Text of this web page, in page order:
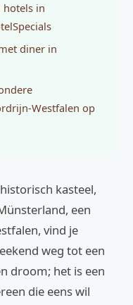
hotels in
diner in
Westfalen op
kasteel,
een
vind je
weg tot een
droom; het is een
die eens wil